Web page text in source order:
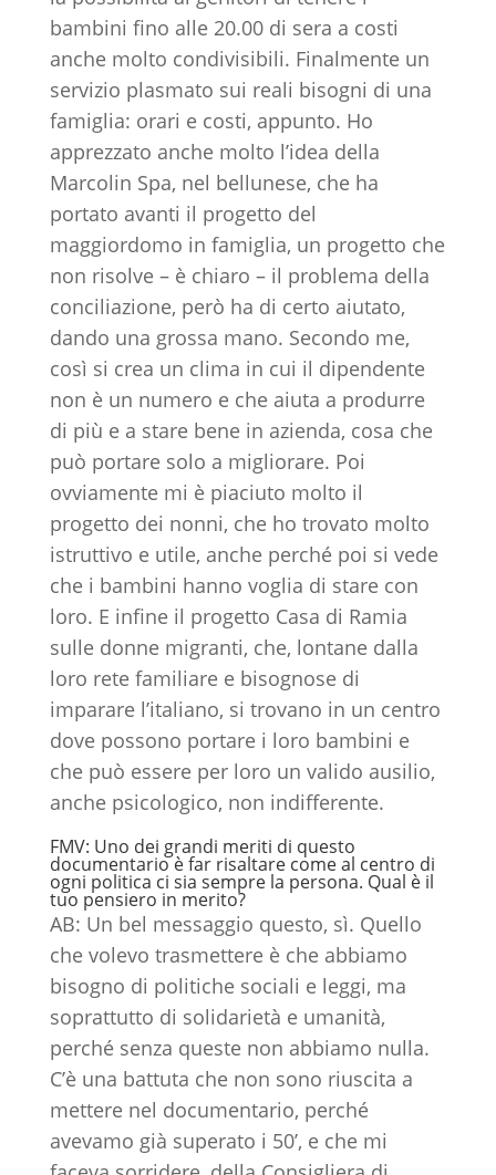
bambini fino alle 20.00 di sera a costi
anche molto condivisibili. Finalmente un
servizio plasmato sui reali bisogni di una
famiglia: orari e costi, appunto. Ho
apprezzato anche molto l’idea della
Marcolin Spa, nel bellunese, che ha
portato avanti il progetto del
maggiordomo in famiglia, un progetto che
non risolve – è chiaro – il problema della
conciliazione, però ha di certo aiutato,
dando una grossa mano. Secondo me,
così si crea un clima in cui il dipendente
non è un numero e che aiuta a produrre
di più e a stare bene in azienda, cosa che
può portare solo a migliorare. Poi
ovviamente mi è piaciuto molto il
progetto dei nonni, che ho trovato molto
istruttivo e utile, anche perché poi si vede
che i bambini hanno voglia di stare con
loro. E infine il progetto Casa di Ramia
sulle donne migranti, che, lontane dalla
loro rete familiare e bisognose di
imparare l’italiano, si trovano in un centro
dove possono portare i loro bambini e
che può essere per loro un valido ausilio,
anche psicologico, non indifferente.
FMV: Uno dei grandi meriti di questo
documentario è far risaltare come al centro di
ogni politica ci sia sempre la persona. Qual è il
tuo pensiero in merito?
AB: Un bel messaggio questo, sì. Quello
che volevo trasmettere è che abbiamo
bisogno di politiche sociali e leggi, ma
soprattutto di solidarietà e umanità,
perché senza queste non abbiamo nulla.
C’è una battuta che non sono riuscita a
mettere nel documentario, perché
avevamo già superato i 50’, e che mi